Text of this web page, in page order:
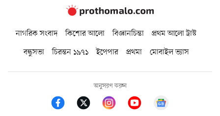
নাগরিক সংবাদ কিশোর আলো বিজ্ঞানচিন্তা
প্রথম আলো ট্রাস্ট
বন্ধুসভা
চিরন্তন ১৯৭১ ইপেপার প্রথমা মোবাইল ভ্যাস
অনুসরণ করুন